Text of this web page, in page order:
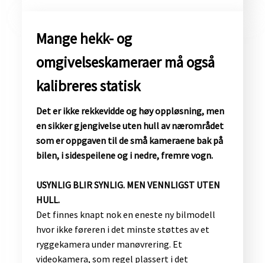
​Mange hekk- og
omgivelseskameraer må også
kalibreres statisk
Det er ikke rekkevidde og høy oppløsning, men
en sikker gjengivelse uten hull av nærområdet
som er oppgaven til de små kameraene bak på
bilen, i sidespeilene og i nedre, fremre vogn.
USYNLIG BLIR SYNLIG. MEN VENNLIGST UTEN
HULL.
Det finnes knapt nok en eneste ny bilmodell
hvor ikke føreren i det minste støttes av et
ryggekamera under manøvrering. Et
videokamera, som regel plassert i det